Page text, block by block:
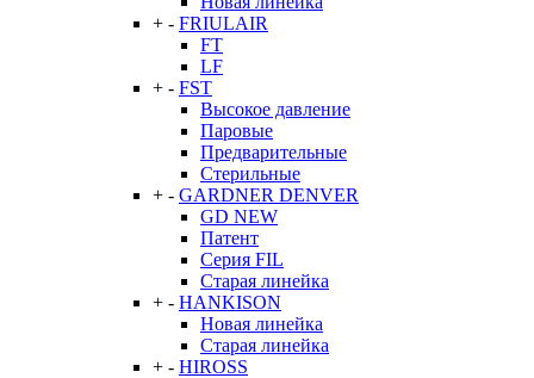
+ - FRIULAIR
FT
LF
+ - FST
Высокое давление
Паровые
Предварительные
Стерильные
+ - GARDNER DENVER
GD NEW
Патент
Серия FIL
Старая линейка
+ - HANKISON
Новая линейка
Старая линейка
+ - HIROSS